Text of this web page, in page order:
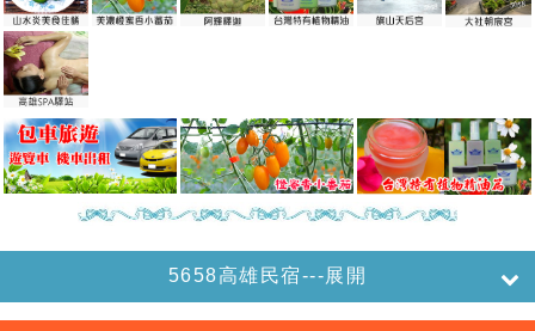
5658高雄民宿---展開